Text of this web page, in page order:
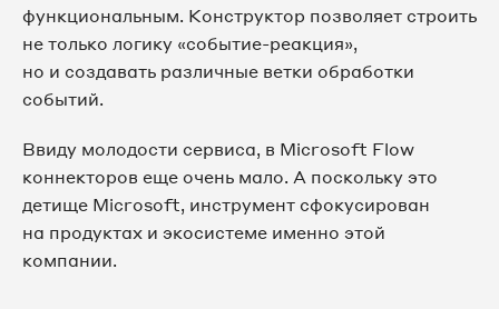
функциональным. Конструктор позволяет строить
не только логику «событие-реакция»,
но и создавать различные ветки обработки
событий.
Ввиду молодости сервиса, в Microsoft Flow
коннекторов еще очень мало. А поскольку это
детище Microsoft, инструмент сфокусирован
на продуктах и экосистеме именно этой
компании.